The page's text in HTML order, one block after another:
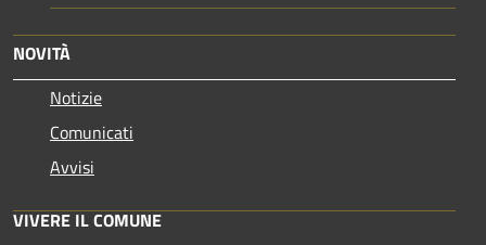
NOVITÀ
Notizie
Comunicati
Avvisi
VIVERE IL COMUNE